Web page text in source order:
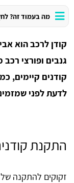
מה בעמוד זה?
קודן לרכב הוא
גנבים ופורצי
קודנים קיימים,
לדעת לפני
התקנת
זקוקים להתקנה